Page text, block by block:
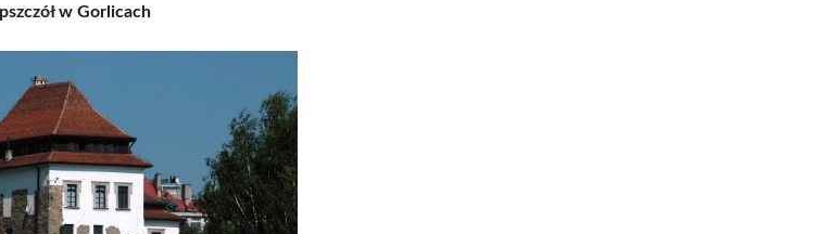
w Gorlicach